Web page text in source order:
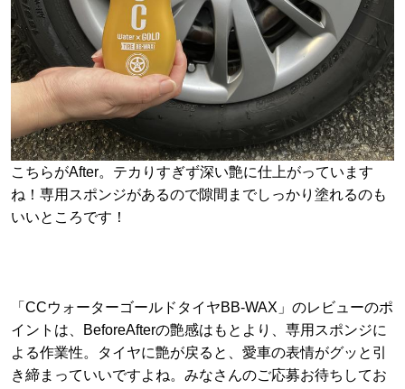
こちらがAfter。テカりすぎず深い艶に仕上がっています
ね！専用スポンジがあるので隙間までしっかり塗れるのも
いいところです！
「CCウォーターゴールドタイヤBB-WAX」のレビューのポ
イントは、BeforeAfterの艶感はもとより、専用スポンジに
よる作業性。タイヤに艶が戻ると、愛車の表情がグッと引
き締まっていいですよね。みなさんのご応募お待ちしてお